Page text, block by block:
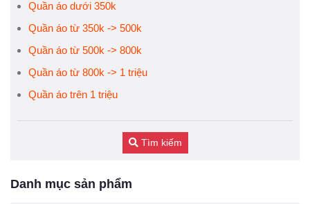
Quần áo dưới 350k
Quần áo từ 350k -> 500k
Quần áo từ 500k -> 800k
Quần áo từ 800k -> 1 triệu
Quần áo trên 1 triệu
Tìm kiếm
Danh mục sản phẩm